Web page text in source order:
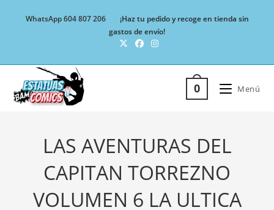
WhatsApp 604 807 206
¡Haz tu pedido y recoge en tienda sin
gastos de envío!
0 Menú
LAS AVENTURAS DEL
CAPITAN TORREZNO
VOLUMEN 6 LA ULTICA